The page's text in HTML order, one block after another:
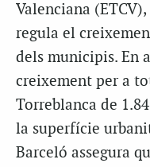
Valenciana
regula el
dels municipis. En
creixement per a
Torreblanca de
la superfície
Barceló assegura